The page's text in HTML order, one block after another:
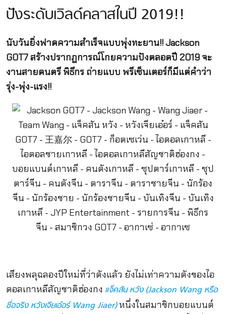
ปังระดับเวิลด์คลาสในปี 2019!!
นับวันยิ่งฟาดความสำเร็จแบบพุ่งทะยาน!! Jackson
GOT7 สร้างปรากฏการณ์โกยความปังตลอดปี 2019 จะ
งานสายดนตรี พิธีกร ถ่ายแบบ พรีเซ็นเตอร์ก็มีแต่คำว่า
รุ่ง-พุ่ง-แรง!!
เสียงพลุฉลองปีใหม่ที่ว่าดังแล้ว ยังไม่เท่าความดังของไอ
ดอลเกาหลีสัญชาติฮ่องกง แจ็คสัน หวัง (Jackson Wang หรือ
ชื่อจริง หวังเจียเอ๋อร์ Wang Jiaer)หนึ่งในสมาชิกบอยแบนด์